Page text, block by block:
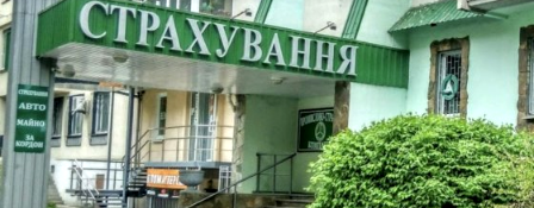
кондиционирование и пр). Дополнительные платежи -
эксплуатационные расходы 15 грн/кв.м. + коммунальные услуги
Без комиссии!